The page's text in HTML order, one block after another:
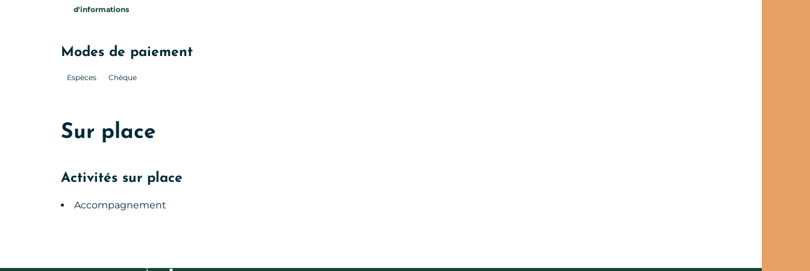
d'informations
Modes de paiement
Espèces Chèque
Sur place
Activités sur place
Accompagnement